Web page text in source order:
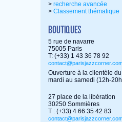
> recherche avancée
> Classement thématique
5 rue de navarre
75005 Paris
T: (+33) 1 43 36 78 92
Ouverture à la clientèle du
mardi au samedi (12h-
27 place de la libération
30250 Sommières
T : (+33) 4 66 35 42 83